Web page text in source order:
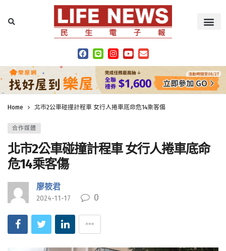
Home 北市2公車碰撞計程車 女行人捲車底命危14乘客傷
合作媒體
北市2公車碰撞計程車 女行人捲車底命
危14乘客傷
廖筱君
2024-11-17 0